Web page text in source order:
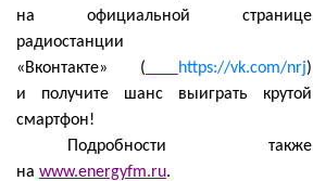
на официальной странице
радиостанции
«Вконтакте» ( https://vk.com/nrj)
и получите шанс выиграть крутой
смартфон!
Подробности также
на www.energyfm.ru.